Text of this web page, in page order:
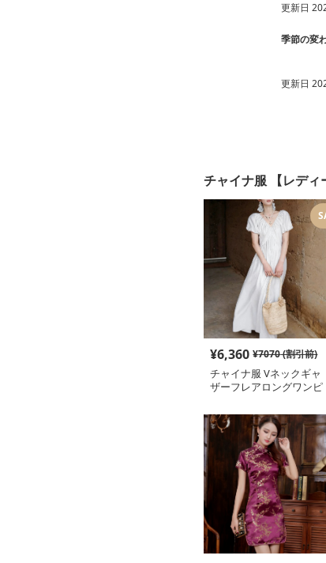
更新日
季節の変
更新日
チャイナ服 【レディ
¥6,360 ¥7070(割引前)
チャイナ服 Vネックギャ
ザーフレアロングワンピ